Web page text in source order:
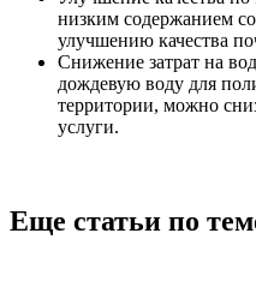
низким содержанием
улучшению качества
Снижение затрат на
дождевую воду для
территории, можно
услуги.
Еще статьи по